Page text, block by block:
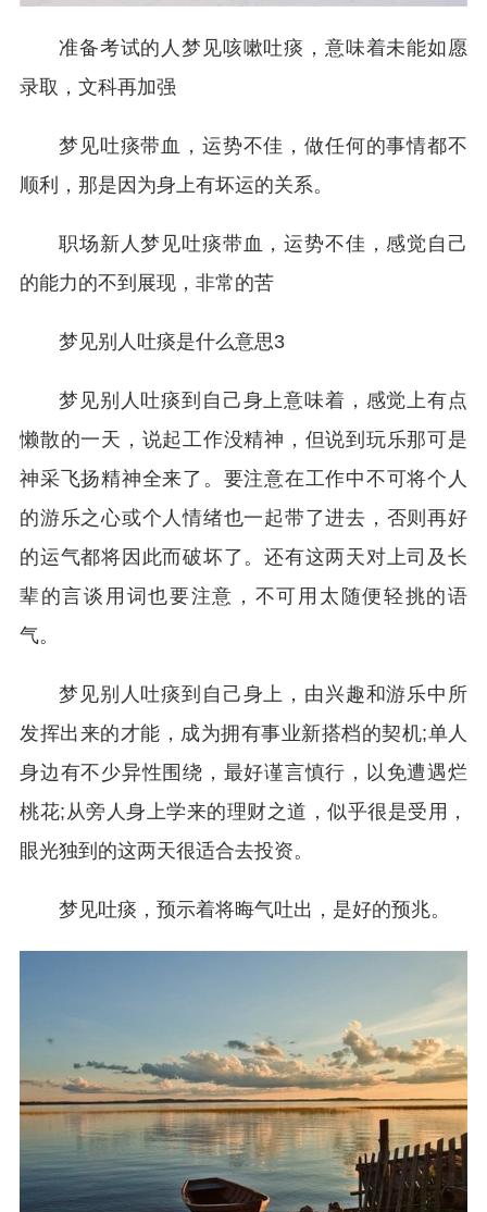
准备考试的人梦见咳嗽吐痰，意味着未能如愿
录取，文科再加强
梦见吐痰带血，运势不佳，做任何的事情都不
顺利，那是因为身上有坏运的关系。
职场新人梦见吐痰带血，运势不佳，感觉自己
的能力的不到展现，非常的苦
梦见别人吐痰是什么意思3
梦见别人吐痰到自己身上意味着，感觉上有点
懒散的一天，说起工作没精神，但说到玩乐那可是
神采飞扬精神全来了。要注意在工作中不可将个人
的游乐之心或个人情绪也一起带了进去，否则再好
的运气都将因此而破坏了。还有这两天对上司及长
辈的言谈用词也要注意，不可用太随便轻挑的语
气。
梦见别人吐痰到自己身上，由兴趣和游乐中所
发挥出来的才能，成为拥有事业新搭档的契机;单人
身边有不少异性围绕，最好谨言慎行，以免遭遇烂
桃花;从旁人身上学来的理财之道，似乎很是受用，
眼光独到的这两天很适合去投资。
梦见吐痰，预示着将晦气吐出，是好的预兆。